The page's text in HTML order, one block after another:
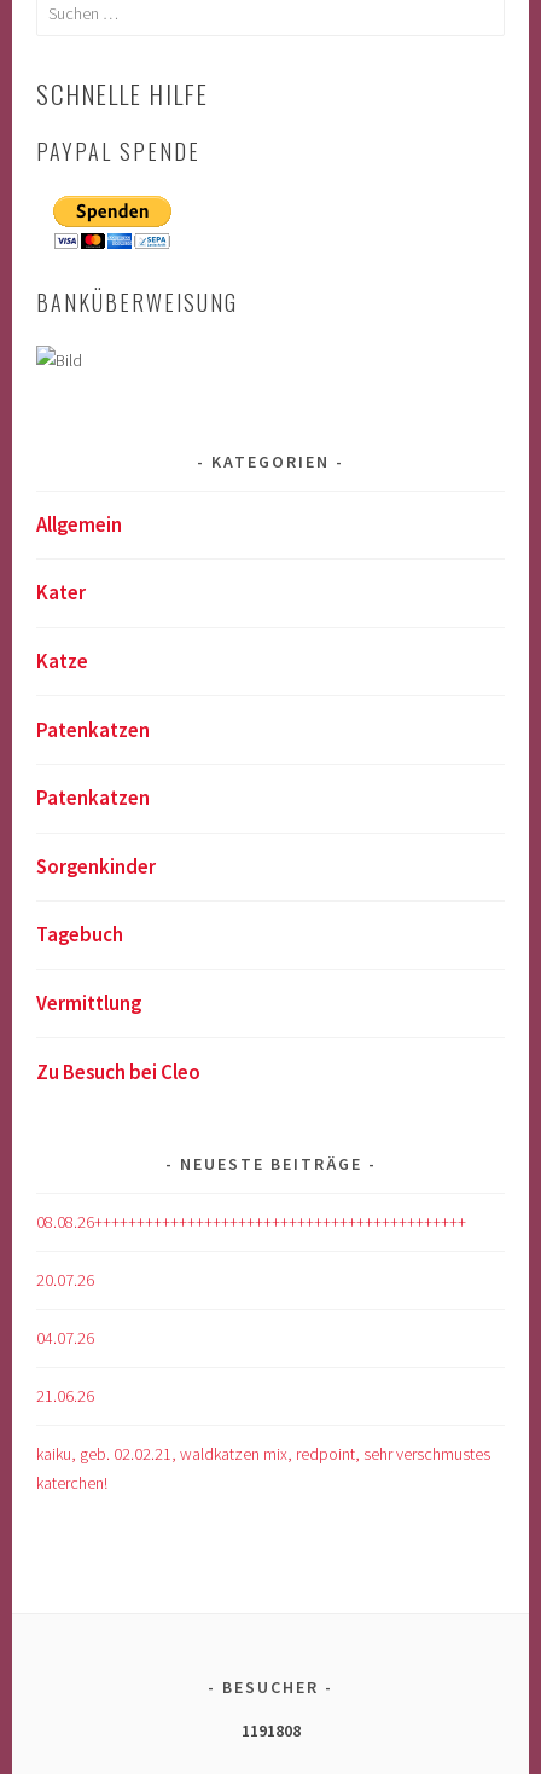
Suchen
SCHNELLE HILFE
PAYPAL SPENDE
BANKÜBERWEISUNG
KATEGORIEN
Allgemein
Kater
Katze
Patenkatzen
Patenkatzen
Sorgenkinder
Tagebuch
Vermittlung
Zu Besuch bei Cleo
NEUESTE BEITRÄGE
08.08.26++++++++++++++++++++++++++++++++++++++++++++
20.07.26
04.07.26
21.06.26
kaiku, geb. 02.02.21, waldkatzen mix, redpoint, sehr verschmustes
katerchen!
BESUCHER
1191808